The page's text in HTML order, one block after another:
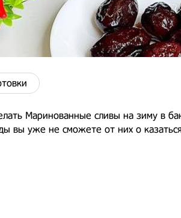
Маринованные сливы на зиму в
вы уже не сможете от них о